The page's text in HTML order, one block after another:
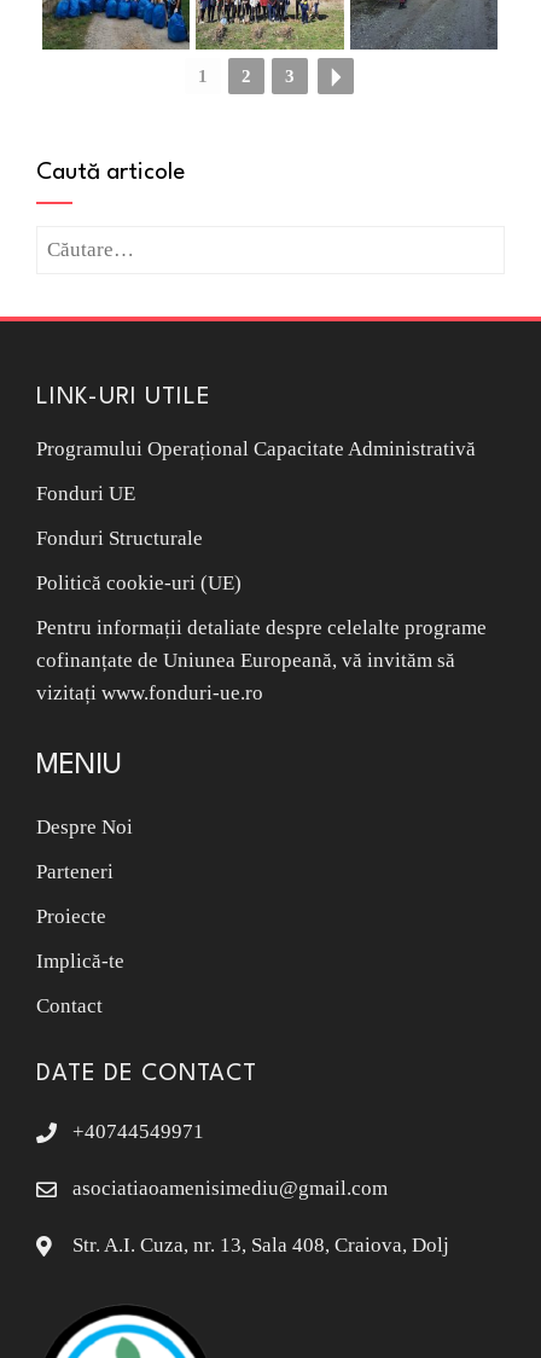
1 2 3
Caută articole
Caută
LINK-URI UTILE
Programului Operațional Capacitate Administrativă
Fonduri UE
Fonduri Structurale
Politică cookie-uri (UE)
Pentru informații detaliate despre celelalte programe
cofinanțate de Uniunea Europeană, vă invităm să
vizitați www.fonduri-ue.ro
MENIU
Despre Noi
Parteneri
Proiecte
Implică-te
Contact
DATE DE CONTACT
+40744549971
asociatiaoamenisimediu@gmail.com
Str. A.I. Cuza, nr. 13, Sala 408, Craiova, Dolj